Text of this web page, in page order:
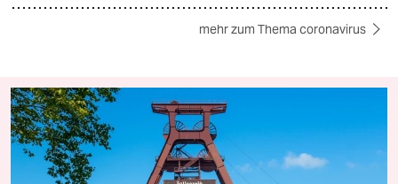
mehr zum Thema coronavirus